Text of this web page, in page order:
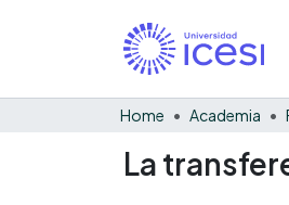
Home Academia
La